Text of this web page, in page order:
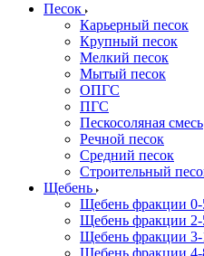
Песок
Карьерный песок
Крупный песок
Мелкий песок
Мытый песок
ОПГС
ПГС
Пескосоляная смесь
Речной песок
Средний песок
Строительный
Щебень
Щебень фракции
Щебень фракции
Щебень фракции 3-
Щебень фракции